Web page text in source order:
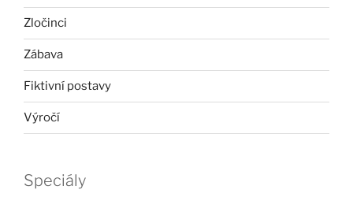
Zločinci
Zábava
Fiktivní postavy
Výročí
Speciály